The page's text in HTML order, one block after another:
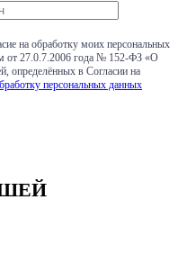
на обработку моих персональных
от 27.0.7.2006 года № 152-ФЗ «О
определённых в Согласии на
персональных данных